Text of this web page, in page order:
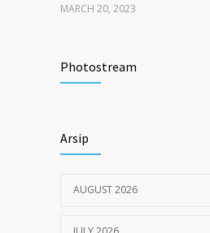
MARCH 20, 2023
RSU Pengayoman
Photostream
Arsip
AUGUST 2026